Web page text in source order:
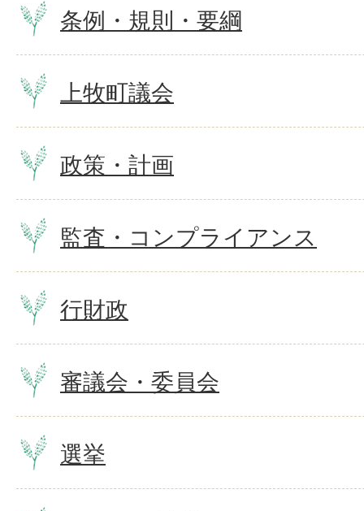
条例・規則・要綱
上牧町議会
政策・計画
監査・コンプライアンス
行財政
審議会・委員会
選挙